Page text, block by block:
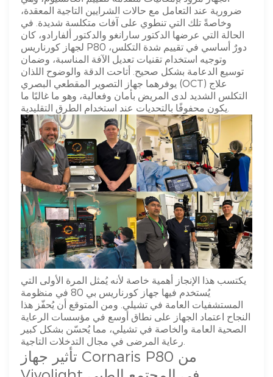
ضرورية عند التعامل مع حالات الشرايين التاجية المعقدة،
وخاصةً تلك التي تنطوي على آفات متكلسة شديدة. في
الحالة التي عرضها الدكتور سارانغو والدكتور ألفارادو، كان
لجهاز كورناريس P80 دورٌ أساسي في تقييم شدة التكلس،
وتوجيه استخدام تقنيات تعديل الآفة المناسبة، وضمان
توسيع الدعامة بشكل صحيح. أتاحت الدقة والوضوح اللذان
يوفرهما جهاز التصوير المقطعي البصري (OCT) علاج
التكلس الشديد لدى المريض بأمان وفعالية، وهو ما غالبًا ما
يكتسب هذا الإنجاز أهمية خاصة لأنه يُمثل المرة الأولى التي
يُستخدم فيها جهاز كورناريس بي 80 في منظومة
المستشفيات العامة في تشيلي. ومن المتوقع أن يُحفّز هذا
النجاح اعتماد الجهاز على نطاق أوسع في مؤسسات الرعاية
الصحية العامة والخاصة في تشيلي، مما يُحسّن بشكل كبير
تأثير جهاز Cornaris P80 من